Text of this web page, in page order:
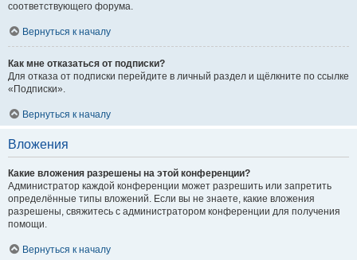
соответствующего форума.
Вернуться к началу
Как мне отказаться от подписки?
Для отказа от подписки перейдите в личный раздел и щёлкните по ссылке
«Подписки».
Вернуться к началу
Вложения
Какие вложения разрешены на этой конференции?
Администратор каждой конференции может разрешить или запретить
определённые типы вложений. Если вы не знаете, какие вложения
разрешены, свяжитесь с администратором конференции для получения
помощи.
Вернуться к началу